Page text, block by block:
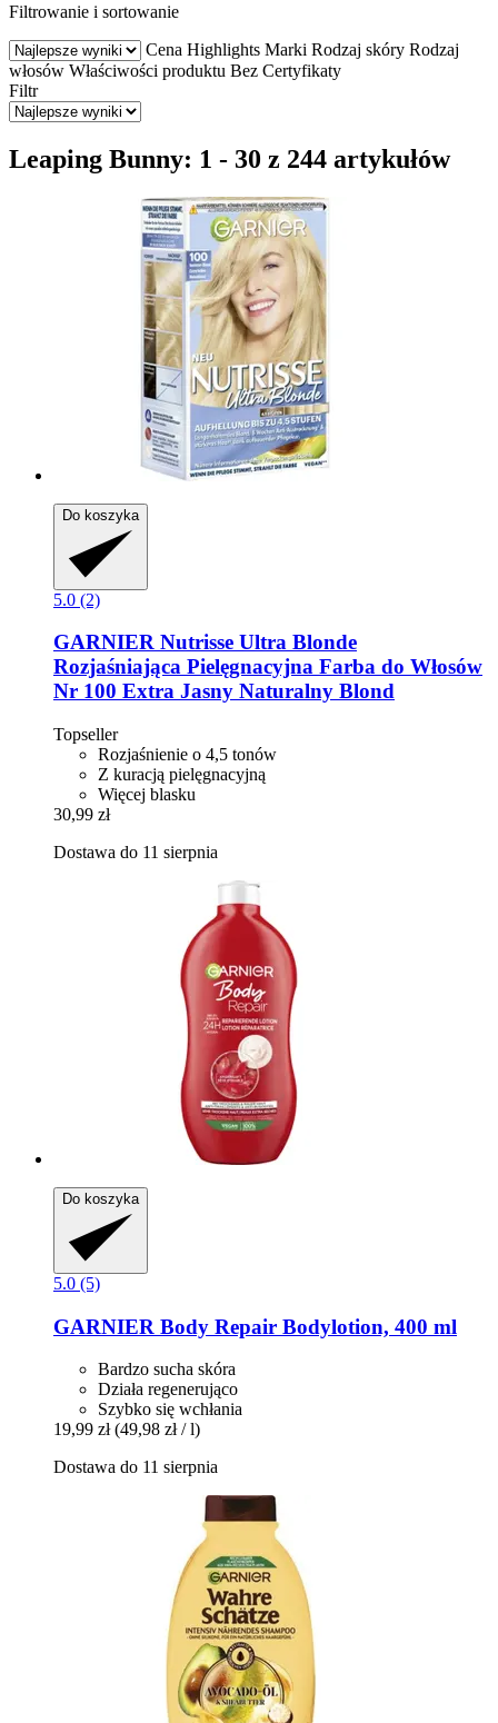
Filtrowanie i sortowanie
Cena Highlights Marki Rodzaj skóry Rodzaj
włosów Właściwości produktu Bez Certyfikaty
Filtr
Leaping Bunny: 1 - 30 z 244 artykułów
Do koszyka
5.0 (2)
GARNIER Nutrisse Ultra Blonde
Rozjaśniająca Pielęgnacyjna Farba do Włosów
Nr 100 Extra Jasny Naturalny Blond
Topseller
Rozjaśnienie o 4,5 tonów
Z kuracją pielęgnacyjną
Więcej blasku
30,99 zł
Dostawa do 11 sierpnia
Do koszyka
5.0 (5)
GARNIER Body Repair Bodylotion, 400 ml
Bardzo sucha skóra
Działa regenerująco
Szybko się wchłania
19,99 zł (49,98 zł / l)
Dostawa do 11 sierpnia